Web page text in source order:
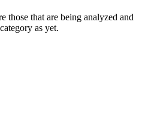
those that are being analyzed and
as yet.